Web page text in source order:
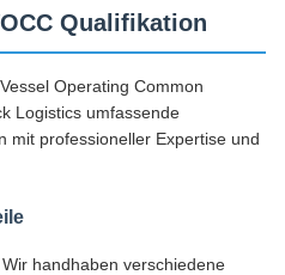
Qualifikation
Operating Common
Logistics umfassende
mit professioneller Expertise und
Wir handhaben verschiedene